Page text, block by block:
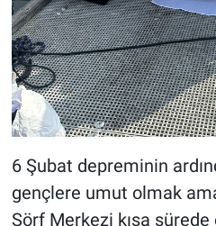
6 Şubat depreminin
gençlere umut olmak
Sörf Merkezi kısa